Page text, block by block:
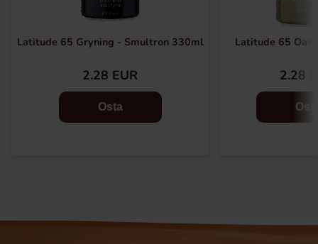
Latitude 65 Gryning - Smultron 330ml
2.28 EUR
Osta
Latitude 65 Oas
2.28